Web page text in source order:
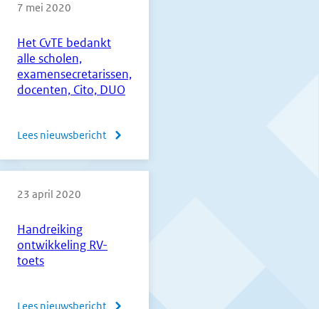
en
scholen
2)
Het CvTE bedankt
alle scholen,
examensecretarissen,
docenten, Cito, DUO
7 mei 2020
Lees nieuwsbericht
over
CvTE
Handreiking
ontwikkeling RV-
toets
23 april 2020
Lees nieuwsbericht
over